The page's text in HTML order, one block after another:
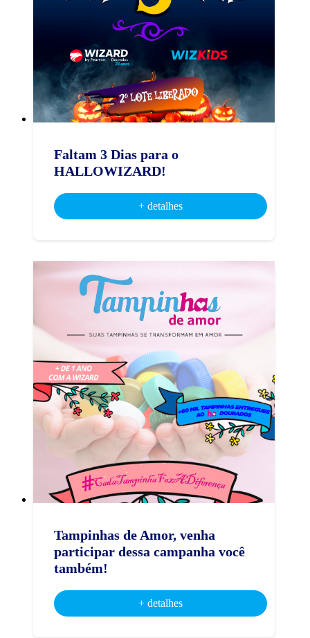
Faltam 3 Dias para o
HALLOWIZARD!
+ detalhes
Tampinhas de Amor, venha
participar dessa campanha você
também!
+ detalhes